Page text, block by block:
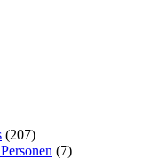
(207)
(7)